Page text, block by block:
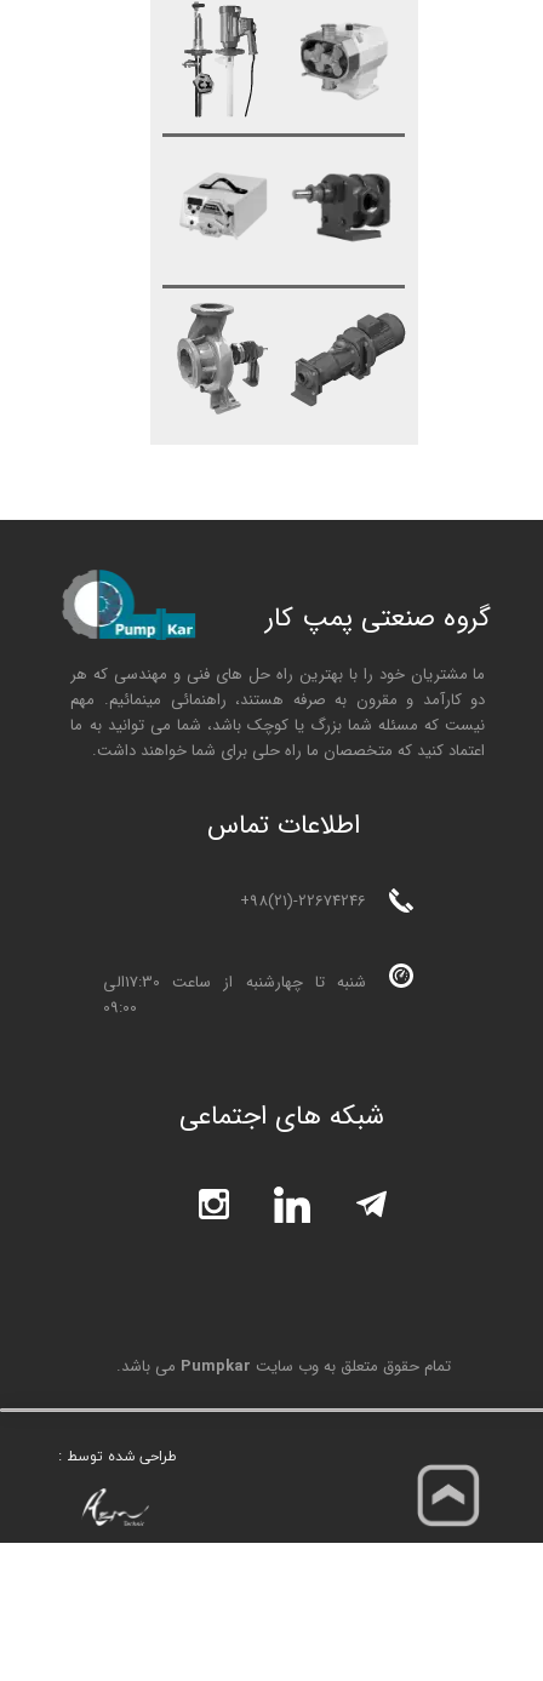
گروه صنعتی پمپ کار
ما مشتریان خود را با بهترین راه حل های فنی و مهندسی که هر
دو کارآمد و مقرون به صرفه هستند، راهنمائی مینمائیم. مهم
نیست که مسئله شما بزرگ یا کوچک باشد، شما می توانید به ما
اعتماد کنید که متخصصان ما راه حلی برای شما خواهند داشت.
اطلاعات تماس
+98(21)-22674246
شنبه تا چهارشنبه از ساعت 17:30الی
09:00
شبکه های اجتماعی
تمام حقوق متعلق به وب سایت Pumpkar می باشد.
طراحی شده توسط :